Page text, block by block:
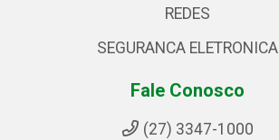
REDES
SEGURANCA ELETRONICA
Fale Conosco
(27) 3347-1000